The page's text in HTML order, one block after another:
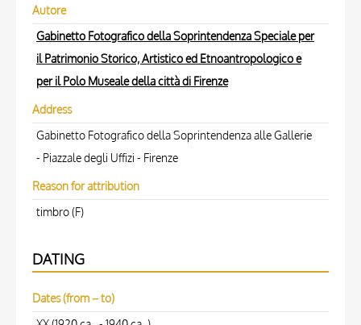
Autore
Gabinetto Fotografico della Soprintendenza Speciale per
il Patrimonio Storico, Artistico ed Etnoantropologico e
per il Polo Museale della città di Firenze
Address
Gabinetto Fotografico della Soprintendenza alle Gallerie
- Piazzale degli Uffizi - Firenze
Reason for attribution
timbro (F)
DATING
Dates (from – to)